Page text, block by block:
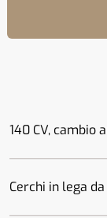
140 CV, cambio
Cerchi in lega